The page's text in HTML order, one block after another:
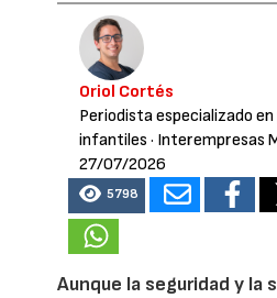
Oriol Cortés
Periodista especializado
infantiles · Interempresas
27/07/2026
5798
Aunque la seguridad y la